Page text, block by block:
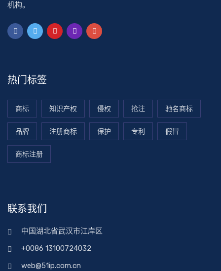
机构。
热门标签
商标 知识产权 侵权 抢注 驰名商标
品牌 注册商标 保护 专利 假冒
商标注册
联系我们
中国湖北省武汉市江岸区
+0086 13100724032
web@51ip.com.cn